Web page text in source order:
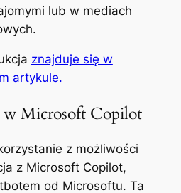
lub w mediach
znajduje się w
artykule.
Microsoft Copilot
z możliwości
z Microsoft Copilot,
od Microsoftu. Ta